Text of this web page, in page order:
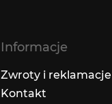
Informacje
Zwroty i
Kontakt